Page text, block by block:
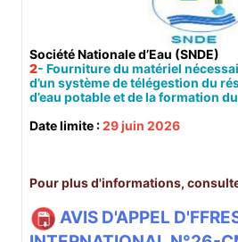
Société Nationale d’Eau (SNDE)
2- Fourniture du matériel
d’un système de télégestion du
d’eau potable et de la formation
Date limite :29 juin 2026
Pour plus d'informations,
AVIS D'APPEL